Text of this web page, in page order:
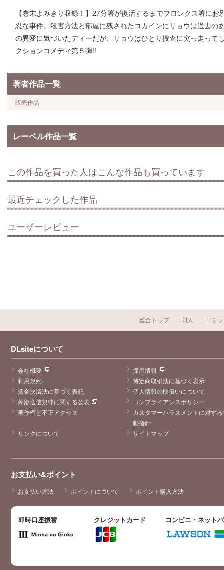
【巻末よみきり収録！】27分署が復活するまでブロンクス署に
忍な事件。殺害方法と部屋に残されたコカインにリョウは過去の
の異変に気づいたディーだが、リョウはひとり捜査に突っ走って
クションコメディ第５弾!!
著者作品一覧
販売作品
レーベル作品一覧
この作品を買った人はこんな作品も買っています
最近チェックした作品
ユーザーレビュー
総合トップ 同人 コミ
DLsiteについて
会社概要
採用情報
利用規約
特定商取引法に基づく表示
資金決済法に基づく表記
個人情報の取扱いについて
外部送信規律に関する公表
コンプライアンスポリシー
著作権と不正アクセス
カスタマーハラスメントに対す
動指針
リンクについて
サイトマップ
お支払い&ポイント
お支払い方法 ポイントについて ポイント購入方法
即時口座振替 クレジットカード コンビニ・ネット